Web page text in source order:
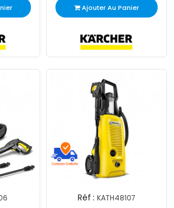
Ajouter Au Panier
Réf : KATH48107